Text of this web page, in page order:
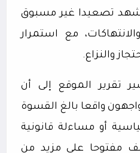
تصعيدا غير مسبوق
مع استمرار
والنزاع.
تقرير الموقع إلى أن
واقعا بالغ القسوة
أو مساءلة قانونية
مفتوحا على مزيد من